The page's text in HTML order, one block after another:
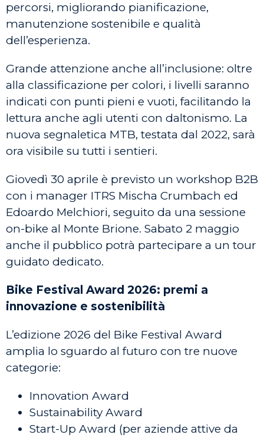
percorsi, migliorando pianificazione,
manutenzione sostenibile e qualità
dell’esperienza.
Grande attenzione anche all’inclusione: oltre
alla classificazione per colori, i livelli saranno
indicati con punti pieni e vuoti, facilitando la
lettura anche agli utenti con daltonismo. La
nuova segnaletica MTB, testata dal 2022, sarà
ora visibile su tutti i sentieri.
Giovedì 30 aprile è previsto un workshop B2B
con i manager ITRS Mischa Crumbach ed
Edoardo Melchiori, seguito da una sessione
on-bike al Monte Brione. Sabato 2 maggio
anche il pubblico potrà partecipare a un tour
guidato dedicato.
Bike Festival Award 2026: premi a
innovazione e sostenibilità
L’edizione 2026 del Bike Festival Award
amplia lo sguardo al futuro con tre nuove
categorie:
Innovation Award
Sustainability Award
Start-Up Award (per aziende attive da